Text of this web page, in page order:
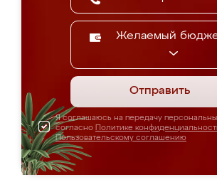
Желаемый
Отправить
Я соглашаюсь на передачу
согласно Политике
Пользовательскому соглашению